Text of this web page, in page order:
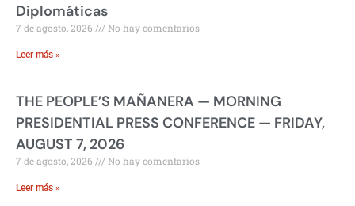
Diplomáticas
7 de agosto, 2026 No hay comentarios
Leer más »
THE PEOPLE’S MAÑANERA — MORNING
PRESIDENTIAL PRESS CONFERENCE — FRIDAY,
AUGUST 7, 2026
7 de agosto, 2026 No hay comentarios
Leer más »